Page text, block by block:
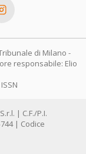
di Milano -
responsabile: Elio
| C.F./P.I.
| Codice